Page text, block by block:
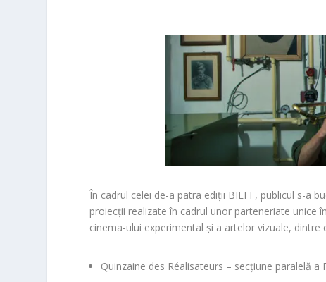
În cadrul celei de-a patra ediții BIEFF, publicul s-a
proiecții realizate în cadrul unor parteneriate unice
cinema-ului experimental și a artelor vizuale, dintre
Quinzaine des Réalisateurs – secțiune paralelă a